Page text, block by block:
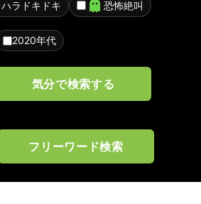
ラドキドキ 恐怖絶叫
2020年代
気分で検索する
フリーワード検索